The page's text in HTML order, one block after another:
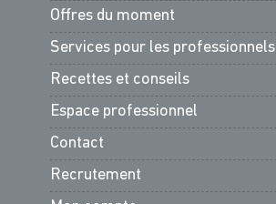
Offres du moment
Services pour les professionnels
Recettes et conseils
Espace professionnel
Contact
Recrutement